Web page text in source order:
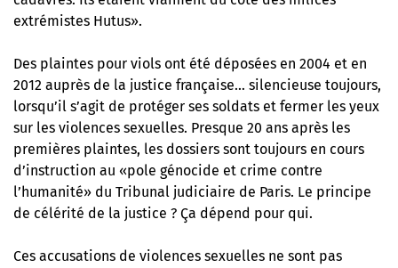
extrémistes Hutus».
Des plaintes pour viols ont été déposées en 2004 et en
2012 auprès de la justice française… silencieuse toujours,
lorsqu’il s’agit de protéger ses soldats et fermer les yeux
sur les violences sexuelles. Presque 20 ans après les
premières plaintes, les dossiers sont toujours en cours
d’instruction au «pole génocide et crime contre
l’humanité» du Tribunal judiciaire de Paris. Le principe
de célérité de la justice ? Ça dépend pour qui.
Ces accusations de violences sexuelles ne sont pas